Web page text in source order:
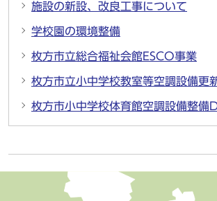
施設の新設、改良工事について
学校園の環境整備
枚方市立総合福祉会館ESCO事業
枚方市立小中学校教室等空調設備更
枚方市小中学校体育館空調設備整備